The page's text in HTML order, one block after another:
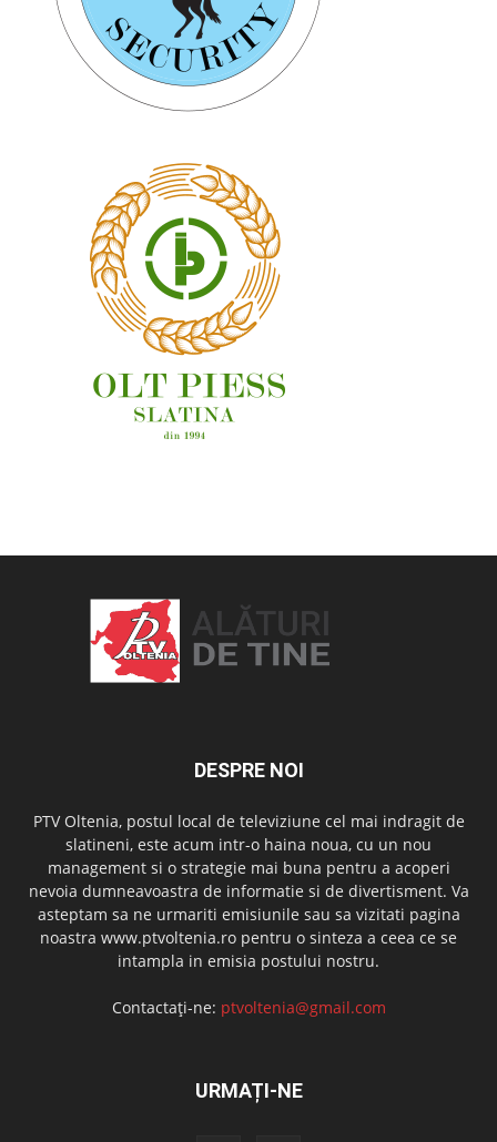
DESPRE NOI
PTV Oltenia, postul local de televiziune cel mai indragit de
slatineni, este acum intr-o haina noua, cu un nou
management si o strategie mai buna pentru a acoperi
nevoia dumneavoastra de informatie si de divertisment. Va
asteptam sa ne urmariti emisiunile sau sa vizitati pagina
noastra www.ptvoltenia.ro pentru o sinteza a ceea ce se
intampla in emisia postului nostru.
Contactați-ne: ptvoltenia@gmail.com
URMAȚI-NE